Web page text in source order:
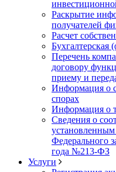
Раскрытие
получателей
Расчет
Бухгалтерская
Перечень
договору
приему и
Информация о
спорах
Информация о
Сведения о
установленным
Федерального
года №213-ФЗ
Услуги